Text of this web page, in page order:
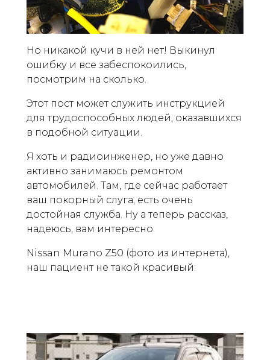
Но никакой кучи в ней нет! Выкинул
ошибку и все забеспокоились,
посмотрим на сколько.
Этот пост может служить инструкцией
для трудоспособных людей, оказавшихся
в подобной ситуации.
Я хоть и радиоинженер, но уже давно
активно занимаюсь ремонтом
автомобилей. Там, где сейчас работает
ваш покорный слуга, есть очень
достойная служба. Ну а теперь рассказ,
надеюсь, вам интересно.
Nissan Murano Z50 (фото из интернета),
наш пациент не такой красивый: